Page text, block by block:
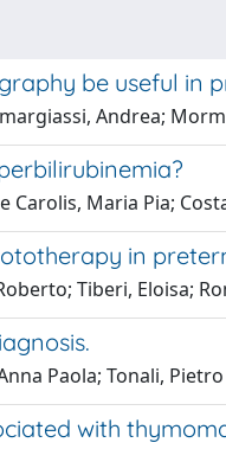
be useful in
Andrea;
Carolis, Maria Pia;
in
Tiberi, Eloisa;
Paola; Tonali,
with